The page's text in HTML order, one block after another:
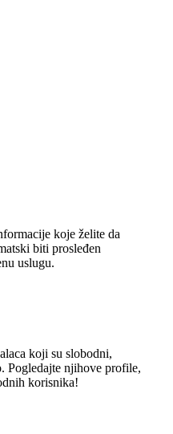
koje želite da
biti prosleđen
uslugu.
koji su slobodni,
Pogledajte njihove profile,
korisnika!